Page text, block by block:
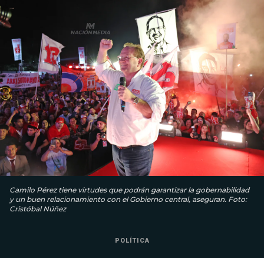
Camilo Pérez tiene virtudes que podrán garantizar la gobernabilidad
y un buen relacionamiento con el Gobierno central, aseguran. Foto:
Cristóbal Núñez
POLÍTICA